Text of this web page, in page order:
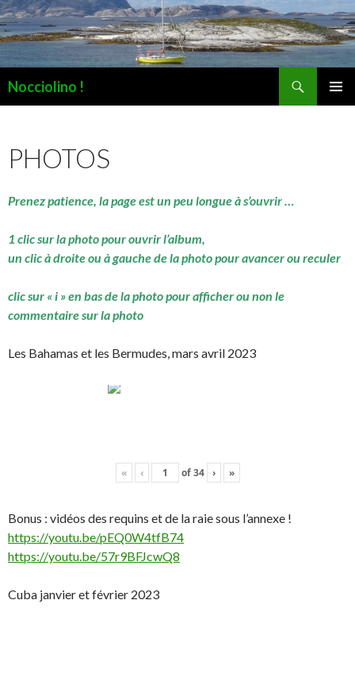
Nocciolino !
PHOTOS
Prenez patience, la page est un peu longue à s’ouvrir …
1 clic sur la photo pour ouvrir l’album,
un clic à droite ou à gauche de la photo pour avancer ou reculer
clic sur « i » en bas de la photo pour afficher ou non le
commentaire sur la photo
Les Bahamas et les Bermudes, mars avril 2023
« ‹ of34 › »
Bonus : vidéos des requins et de la raie sous l’annexe !
https://youtu.be/pEQ0W4tfB74
https://youtu.be/57r9BFJcwQ8
Cuba janvier et février 2023